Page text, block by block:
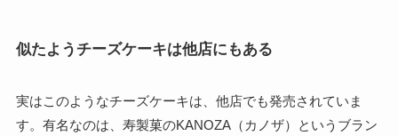
似たようチーズケーキは他店にもある
実はこのようなチーズケーキは、他店でも発売されていま
す。有名なのは、寿製菓のKANOZA（カノザ）というブラン